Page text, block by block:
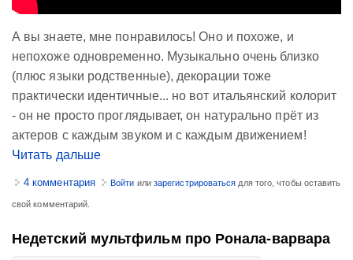
А вы знаете, мне понравилось! Оно и похоже, и
непохоже одновременно. Музыкально очень близко
(плюс языки родственные), декорации тоже
практически идентичные... но вот итальянский колорит
- он не просто проглядывает, он натурально прёт из
актеров с каждым звуком и с каждым движением!
Читать дальше
4 комментария Войти или зарегистрироваться для того, чтобы оставить
свой комментарий.
Недетский мультфильм про Ронала-варвара